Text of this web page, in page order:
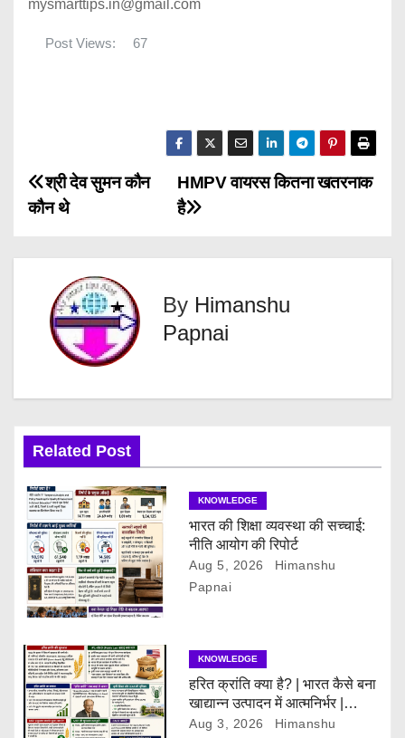
mysmarttips.in@gmail.com
Post Views: 67
P
s
g
a
t
i
o
n
HMPV वायरस कितना खतरनाक
है
श्री देव सुमन कौन
कौन थे
By Himanshu
Papnai
Related Post
KNOWLEDGE
भारत की शिक्षा व्यवस्था की सच्चाई:
नीति आयोग की रिपोर्ट
Aug 5, 2026
Himanshu
Papnai
KNOWLEDGE
हरित क्रांति क्या है? | भारत कैसे बना
खाद्यान्न उत्पादन में आत्मनिर्भर |
Green Revolution Explained
Aug 3, 2026 Himanshu